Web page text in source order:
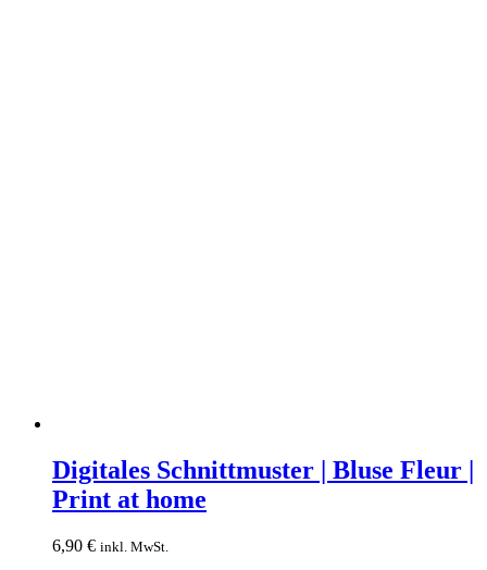
Schnittmuster
|
Bluse
|
Print
Digitales Schnittmuster | Bluse Fleur |
Print at home
6,90 € inkl. MwSt.